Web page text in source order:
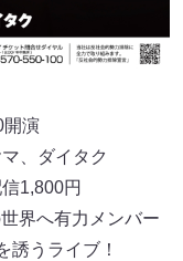
開演
、ダイタク
1,800円
界へ有力メンバー
誘うライブ！